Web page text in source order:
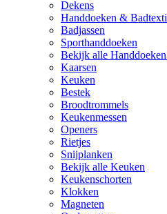
Dekens
Handdoeken &
Badjassen
Sporthanddoeken
Bekijk alle
Kaarsen
Keuken
Bestek
Broodtrommels
Keukenmessen
Openers
Rietjes
Snijplanken
Bekijk alle Keuken
Keukenschorten
Klokken
Magneten